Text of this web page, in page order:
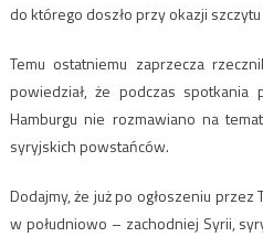
do którego doszło przy okazji
Temu ostatniemu zaprzecza
powiedział, że podczas
Hamburgu nie rozmawiano na
syryjskich powstańców.
Dodajmy, że już po ogłoszeniu
w południowo – zachodniej Syrii,